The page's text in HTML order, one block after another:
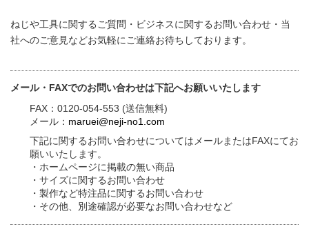
ねじや工具に関するご質問・ビジネスに関するお問い合わせ・当
社へのご意見などお気軽にご連絡お待ちしております。
メール・FAXでのお問い合わせは下記へお願いいたします
FAX：0120-054-553 (送信無料)
メール： maruei@neji-no1.com
下記に関するお問い合わせについてはメールまたはFAXにてお
願いいたします。
・ホームページに掲載の無い商品
・サイズに関するお問い合わせ
・製作など特注品に関するお問い合わせ
・その他、別途確認が必要なお問い合わせなど